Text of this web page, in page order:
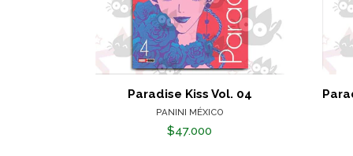
Paradise Kiss Vol. 04
PANINI MÉXICO
$47.000